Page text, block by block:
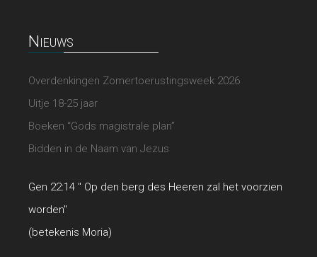
Nieuws
Overdenkingen Zomertoerustingsweek 2026
Uitje 18-25 jaar
Boeken “Gods magistrale plan”
Bidden in de Naam van Jezus
Gen 22:14 " Op den berg des Heeren zal het voorzien
worden"
(betekenis Moria)